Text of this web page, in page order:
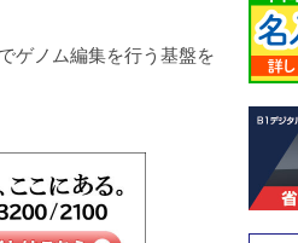
ゲノム編集を行う基盤を